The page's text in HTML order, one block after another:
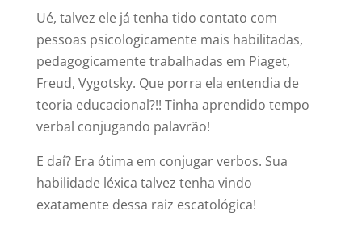
Ué, talvez ele já tenha tido contato com
pessoas psicologicamente mais habilitadas,
pedagogicamente trabalhadas em Piaget,
Freud, Vygotsky. Que porra ela entendia de
teoria educacional?!! Tinha aprendido tempo
verbal conjugando palavrão!
E daí? Era ótima em conjugar verbos. Sua
habilidade léxica talvez tenha vindo
exatamente dessa raiz escatológica!